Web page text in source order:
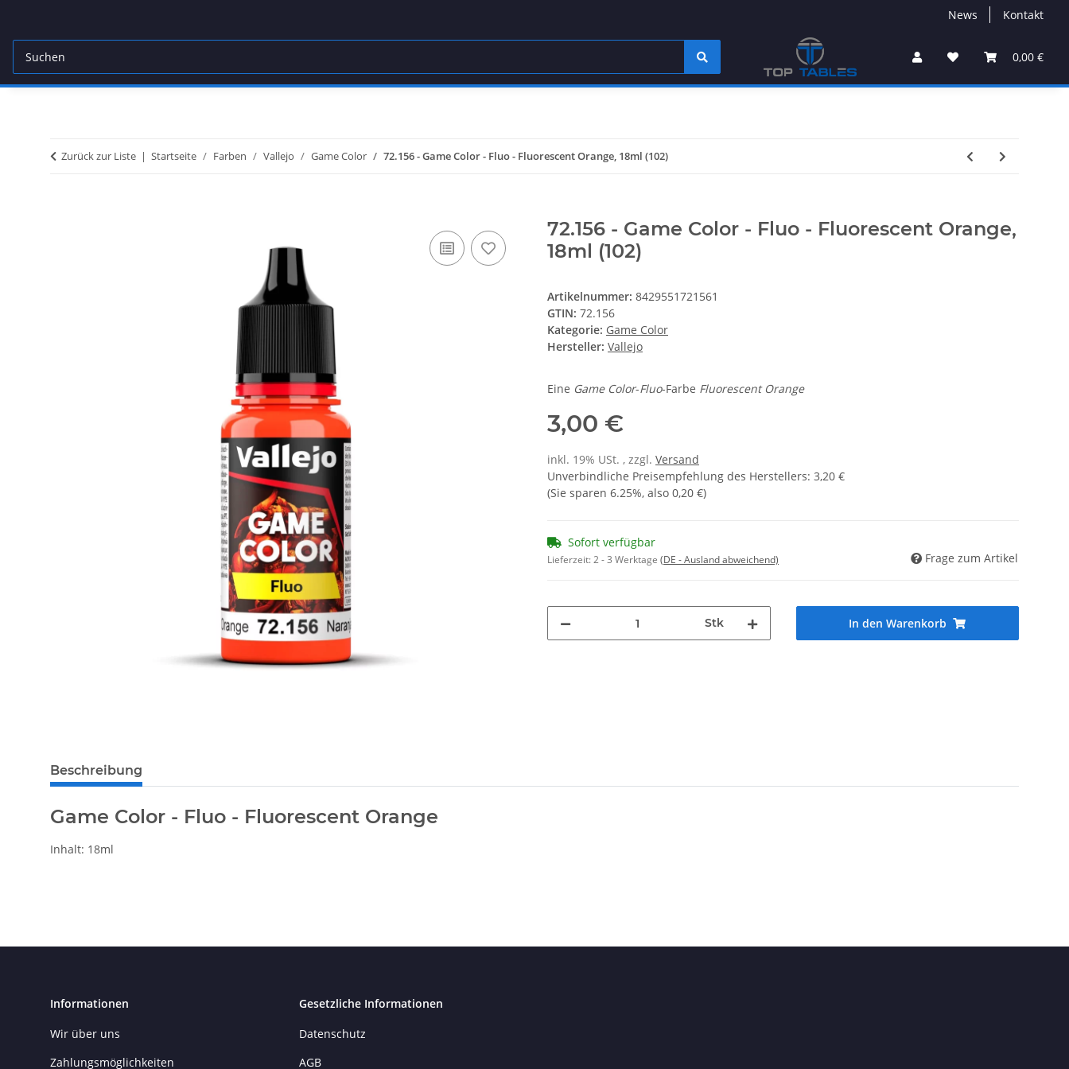
News Kontakt
0,00 €
Zurück zur Liste Startseite Farben Vallejo Game Color 72.156 - Game Color - Fluo - Fluorescent Orange, 18ml (102)
72.156 - Game Color - Fluo - Fluorescent Orange,
18ml (102)
Artikelnummer: 8429551721561
GTIN: 72.156
Kategorie: Game Color
Hersteller: Vallejo
Eine Game Color-Fluo-Farbe Fluorescent Orange
3,00 €
inkl. 19% USt. , zzgl. Versand
Unverbindliche Preisempfehlung des Herstellers: 3,20 €
(Sie sparen 6.25%, also 0,20 €)
Sofort verfügbar
Lieferzeit:2 - 3 Werktage (DE - Ausland abweichend) Frage zum Artikel
Stk In den Warenkorb
Beschreibung
Game Color - Fluo - Fluorescent Orange
Inhalt: 18ml
Informationen
Wir über uns
Zahlungsmöglichkeiten
Gesetzliche Informationen
Datenschutz
AGB